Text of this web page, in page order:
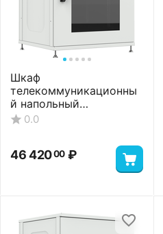
Шкаф
телекоммуникационны
й напольный
ШТНП-22U-800-600-
0.0
46 42000 ₽